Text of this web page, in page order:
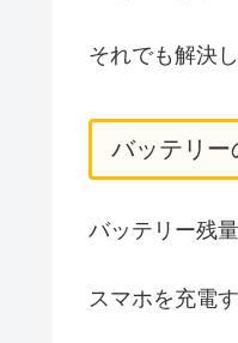
それでも解決
バッテリー
バッテリー残
スマホを充電